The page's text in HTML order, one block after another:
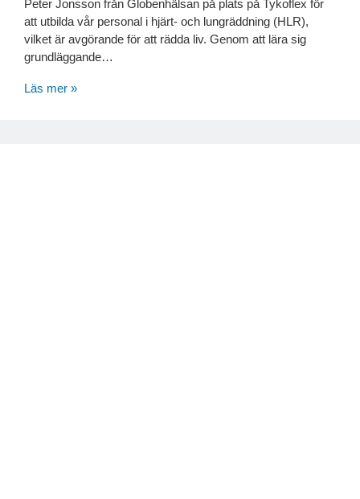
Peter Jonsson från Globenhälsan på plats på Tykoflex för
att utbilda vår personal i hjärt- och lungräddning (HLR),
vilket är avgörande för att rädda liv. Genom att lära sig
grundläggande…
Läs mer »